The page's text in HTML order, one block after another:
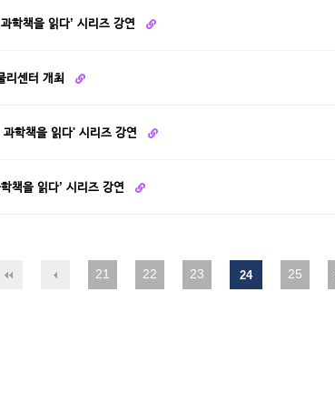
학책을 읽다’ 시리즈 강연
리센터 개최
학책을 읽다' 시리즈 강연
책을 읽다’ 시리즈 강연
21 22 23 24 25